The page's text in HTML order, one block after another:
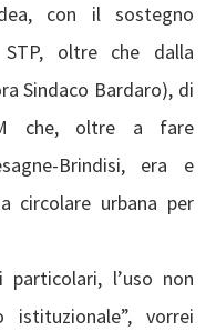
con il sostegno
oltre che dalla
Sindaco Bardaro), di
che, oltre a fare
Brindisi, era e
circolare urbana per
l’uso non
vorrei